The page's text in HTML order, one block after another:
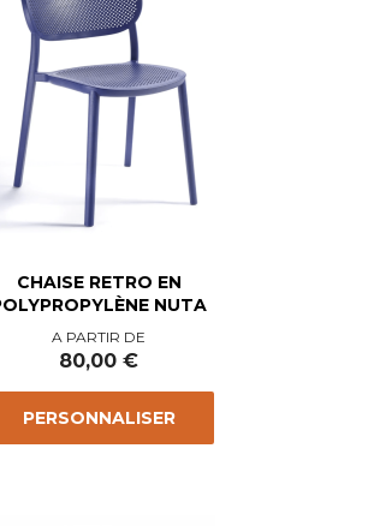
CHAISE RETRO EN
NUTA
Prix
A PARTIR DE
80,00 €
PERSONNALISER